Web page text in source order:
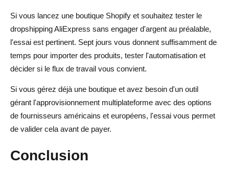
Si vous lancez une boutique Shopify et souhaitez tester le
dropshipping AliExpress sans engager d'argent au préalable,
l'essai est pertinent. Sept jours vous donnent suffisamment de
temps pour importer des produits, tester l'automatisation et
décider si le flux de travail vous convient.
Si vous gérez déjà une boutique et avez besoin d'un outil
gérant l'approvisionnement multiplateforme avec des options
de fournisseurs américains et européens, l'essai vous permet
de valider cela avant de payer.
Conclusion